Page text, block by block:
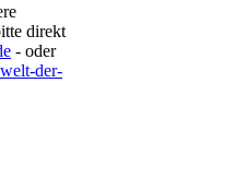
direkt
- oder
der-